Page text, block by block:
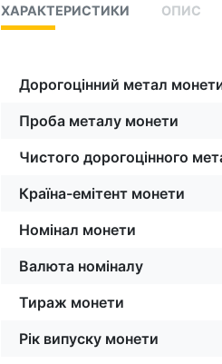
ХАРАКТЕРИСТИКИ ОПИС
Дорогоцінний метал
Проба металу монети
Чистого дорогоцінного
Країна-емітент монети
Номінал монети
Валюта номіналу
Тираж монети
Рік випуску монети